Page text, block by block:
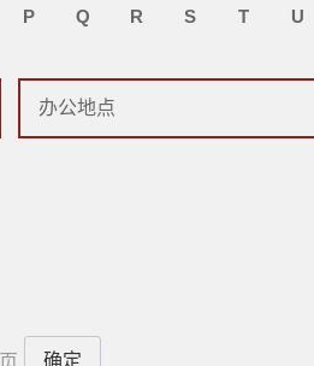
P Q R S T U
页 确定